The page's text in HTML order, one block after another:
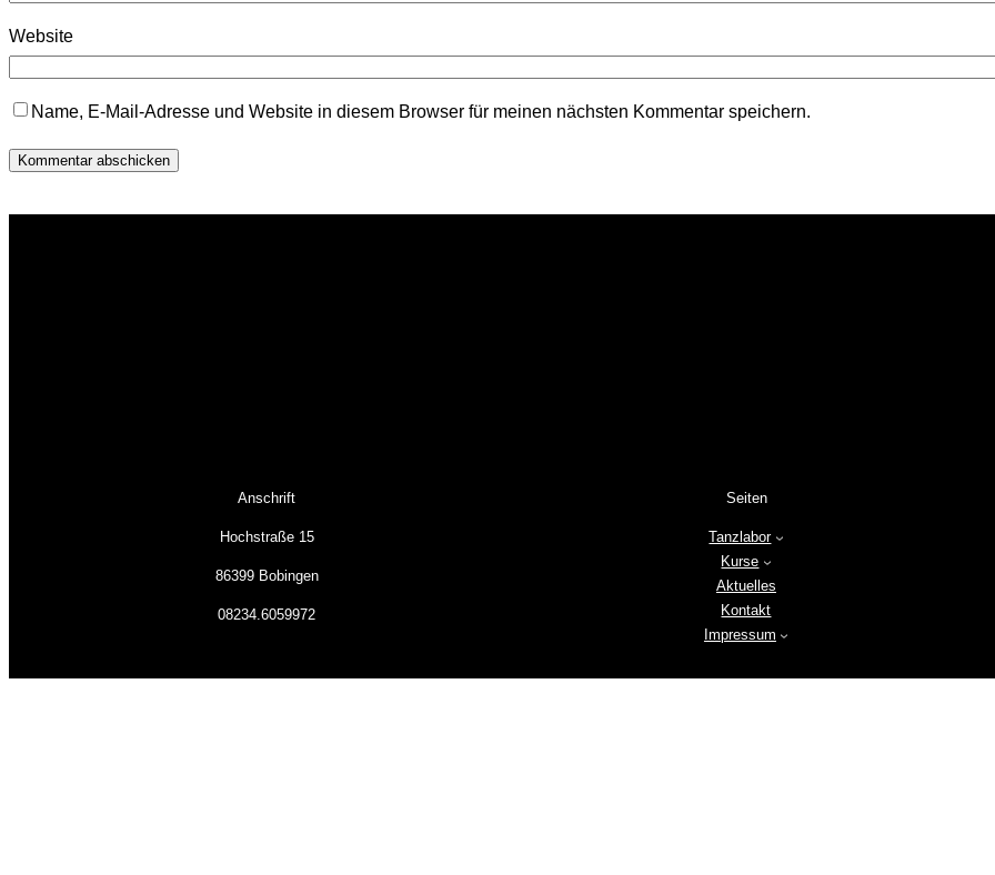
Website
Name, E-Mail-Adresse und Website in diesem Browser für meinen nächsten Kommentar speichern.
Anschrift
Hochstraße 15
86399 Bobingen
08234.6059972
Seiten
Tanzlabor
Kurse
Aktuelles
Kontakt
Impressum